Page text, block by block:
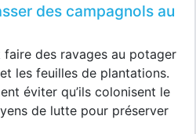
des campagnols au
des ravages au potager
les feuilles de plantations.
éviter qu’ils colonisent le
de lutte pour préserver